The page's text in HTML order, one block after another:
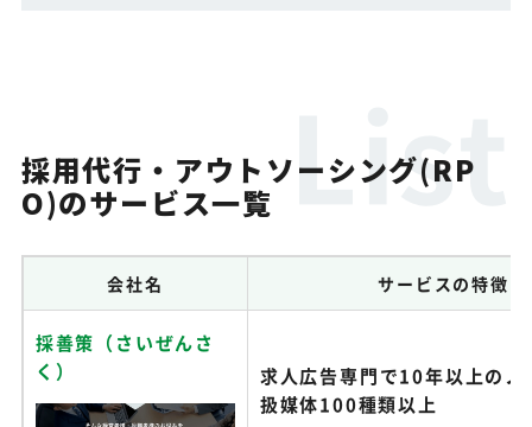
採用代行・アウトソーシング(RP
O)のサービス一覧
会社名 サービスの特徴
採善策（さいぜんさ
く）
求人広告専門で10年以上のノ
扱媒体100種類以上